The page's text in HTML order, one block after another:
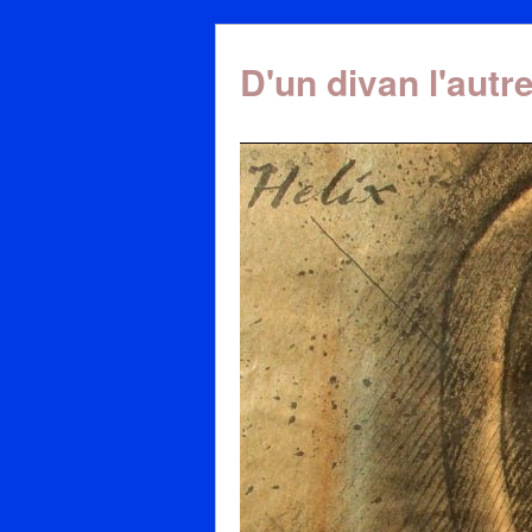
D'un divan